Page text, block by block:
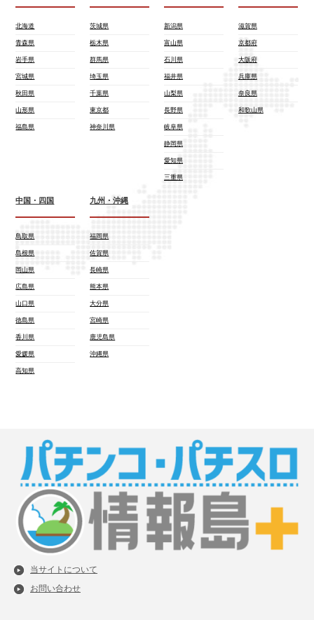
北海道
青森県
岩手県
宮城県
秋田県
山形県
福島県
茨城県
栃木県
群馬県
埼玉県
千葉県
東京都
神奈川県
新潟県
富山県
石川県
福井県
山梨県
長野県
岐阜県
静岡県
愛知県
三重県
滋賀県
京都府
大阪府
兵庫県
奈良県
和歌山県
中国・四国
鳥取県
島根県
岡山県
広島県
山口県
徳島県
香川県
愛媛県
高知県
九州・沖縄
福岡県
佐賀県
長崎県
熊本県
大分県
宮崎県
鹿児島県
沖縄県
当サイトについて
お問い合わせ